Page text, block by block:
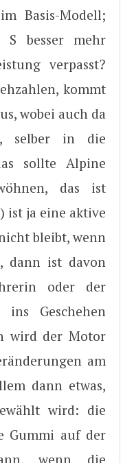
Basis-Modell;
besser mehr
verpasst?
kommt
wobei auch da
selber in die
sollte Alpine
das ist
ist ja eine aktive
bleibt, wenn
dann ist davon
oder der
Geschehen
wird der Motor
am
dann etwas,
wird: die
Gummi auf der
wenn die